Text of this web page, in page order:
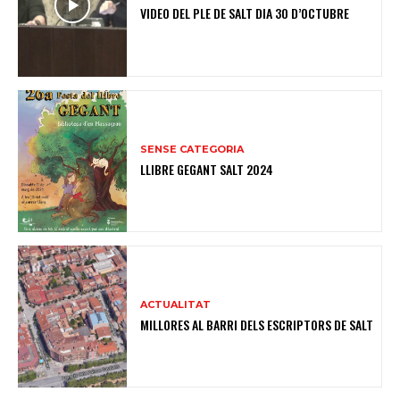
VIDEO DEL PLE DE SALT DIA 30 D’OCTUBRE
SENSE CATEGORIA
LLIBRE GEGANT SALT 2024
ACTUALITAT
MILLORES AL BARRI DELS ESCRIPTORS DE SALT